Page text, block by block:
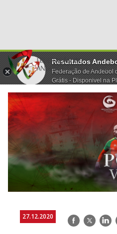
Resultados
Federação de Andebol
Grátis - Disponivel na
27.12.2020 Facebook
Twitter